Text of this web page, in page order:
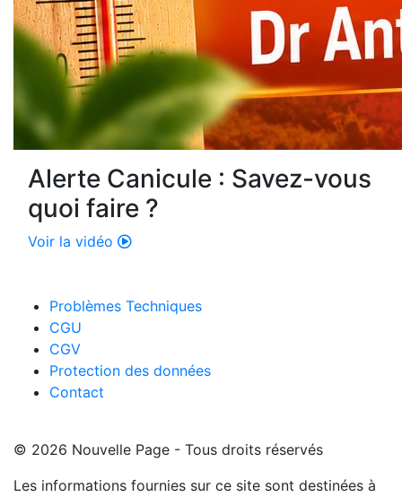
Alerte Canicule : Savez-vous
quoi faire ?
Voir la vidéo
Problèmes Techniques
CGU
CGV
Protection des données
Contact
© 2026 Nouvelle Page - Tous droits réservés
Les informations fournies sur ce site sont destinées à